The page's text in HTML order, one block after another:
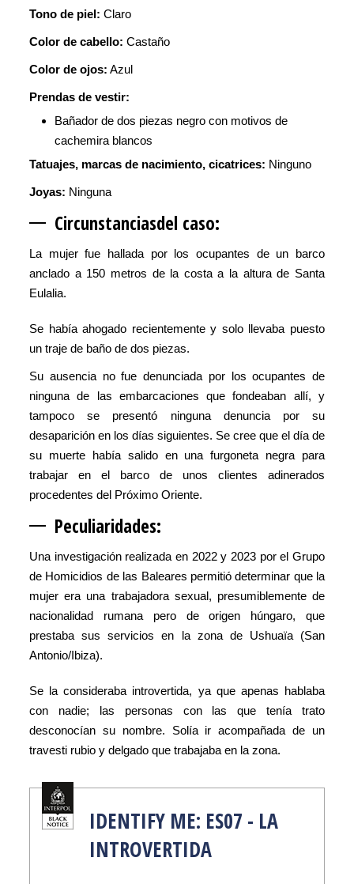
Tono de piel: Claro
Color de cabello: Castaño
Color de ojos: Azul
Prendas de vestir:
Bañador de dos piezas negro con motivos de
cachemira blancos
Tatuajes, marcas de nacimiento, cicatrices: Ninguno
Joyas: Ninguna
Circunstanciasdel caso:
La mujer fue hallada por los ocupantes de un barco
anclado a 150 metros de la costa a la altura de Santa
Eulalia.
Se había ahogado recientemente y solo llevaba puesto
un traje de baño de dos piezas.
Su ausencia no fue denunciada por los ocupantes de
ninguna de las embarcaciones que fondeaban allí, y
tampoco se presentó ninguna denuncia por su
desaparición en los días siguientes. Se cree que el día de
su muerte había salido en una furgoneta negra para
trabajar en el barco de unos clientes adinerados
procedentes del Próximo Oriente.
Peculiaridades:
Una investigación realizada en 2022 y 2023 por el Grupo
de Homicidios de las Baleares permitió determinar que la
mujer era una trabajadora sexual, presumiblemente de
nacionalidad rumana pero de origen húngaro, que
prestaba sus servicios en la zona de Ushuaïa (San
Antonio/Ibiza).
Se la consideraba introvertida, ya que apenas hablaba
con nadie; las personas con las que tenía trato
desconocían su nombre. Solía ir acompañada de un
travesti rubio y delgado que trabajaba en la zona.
IDENTIFY ME: ES07 - LA
INTROVERTIDA